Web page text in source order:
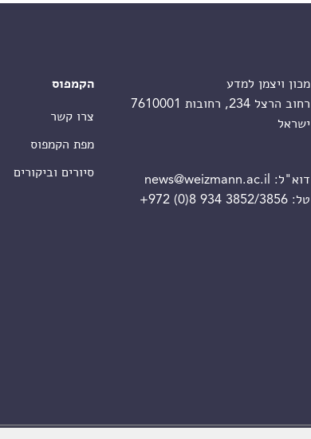
מכון ויצמן למדע
רחוב הרצל 234, רחובות 7610001
ישראל
דוא"ל:
news@weizmann.ac.il
טל:+972 (0)8 934 3852/3856
הקמפוס
צרו קשר
מפת הקמפוס
סיורים וביקורים